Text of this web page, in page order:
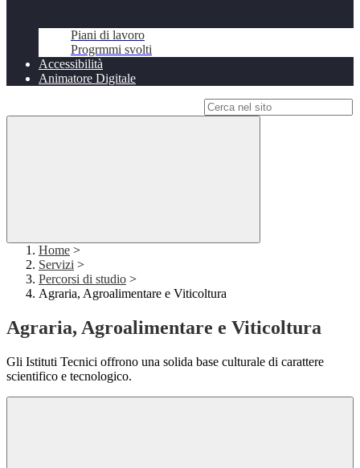
Piani di lavoro
Progrmmi svolti
Accessibilità
Animatore Digitale
Home >
Servizi >
Percorsi di studio >
Agraria, Agroalimentare e Viticoltura
Agraria, Agroalimentare e Viticoltura
Gli Istituti Tecnici offrono una solida base culturale di carattere
scientifico e tecnologico.